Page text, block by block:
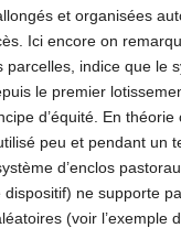
et organisées
Ici encore on
parcelles, indice que le
le premier
d’équité. En théorie
peu et pendant un
d’enclos
dispositif) ne supporte
(voir l’exemple